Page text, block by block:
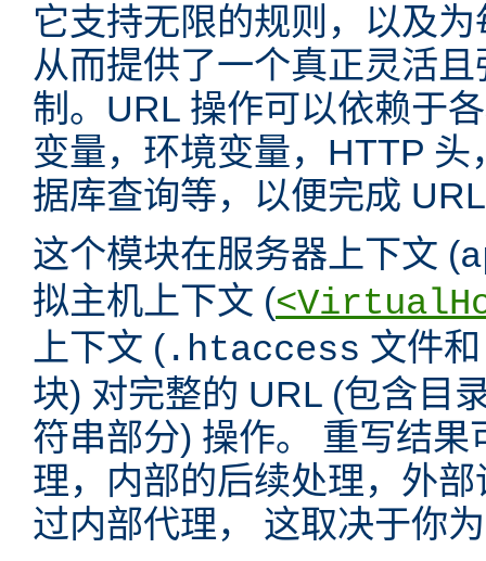
它支持无限的规则，以及
从而提供了一个真正灵活
制。URL 操作可以依赖于
变量，环境变量，HTTP
据库查询等，以便完成
这个模块在服务器上下文 (
拟主机上下文 (
上下文 ( .htaccess 文件
块) 对完整的 URL (包含目
符串部分) 操作。 重写结
理，内部的后续处理，外
过内部代理， 这取决于你